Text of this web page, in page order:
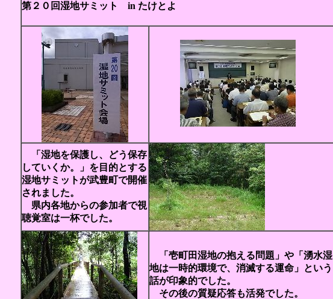
第２０回湿地サミット in たけとよ
「湿地を保護し、どう保存
していくか。」を目的とする
湿地サミットが武豊町で開催
されました。
県内各地からの参加者で視
聴覚室は一杯でした。
「壱町田湿地の抱える問題」や「湧水湿
地は一時的環境で、消滅する運命」という
話が印象的でした。
その後の質疑応答も活発でした。